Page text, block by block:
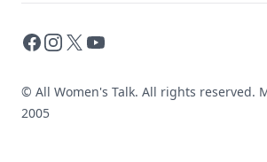
Facebook
Instagram
X YouTube
© All Women's Talk. All rights reserved.
2005